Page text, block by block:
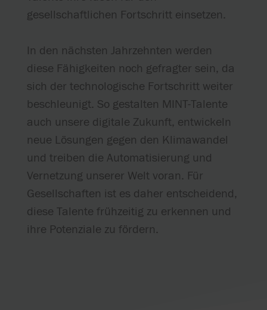
gesellschaftlichen Fortschritt einsetzen.
In den nächsten Jahrzehnten werden
diese Fähigkeiten noch gefragter sein, da
sich der technologische Fortschritt weiter
beschleunigt. So gestalten MINT-Talente
auch unsere digitale Zukunft, entwickeln
neue Lösungen gegen den Klimawandel
und treiben die Automatisierung und
Vernetzung unserer Welt voran. Für
Gesellschaften ist es daher entscheidend,
diese Talente frühzeitig zu erkennen und
ihre Potenziale zu fördern.